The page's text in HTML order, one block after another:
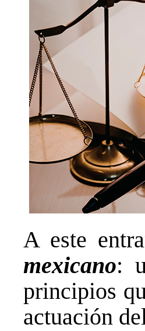
A este
mexicano:
principios
actuación